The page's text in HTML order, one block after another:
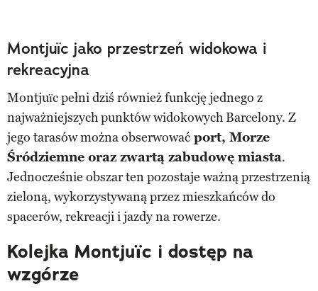
Montjuïc jako przestrzeń widokowa i
rekreacyjna
Montjuïc pełni dziś również funkcję jednego z
najważniejszych punktów widokowych Barcelony. Z
jego tarasów można obserwować port, Morze
Śródziemne oraz zwartą zabudowę miasta.
Jednocześnie obszar ten pozostaje ważną przestrzenią
zieloną, wykorzystywaną przez mieszkańców do
spacerów, rekreacji i jazdy na rowerze.
Kolejka Montjuïc i dostęp na
wzgórze